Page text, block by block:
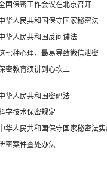
国保密工作会议在北京召开
华人民共和国保守国家秘密法
华人民共和国反间谍法
七种心理，最易导致微信泄密
密教育须讲到心坎上
华人民共和国密码法
学技术保密规定
华人民共和国保守国家秘密法
密案件查处办法